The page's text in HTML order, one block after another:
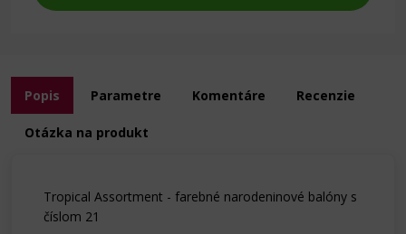
Popis Parametre Komentáre Recenzie
Otázka na produkt
Tropical Assortment - farebné narodeninové balóny s
číslom 21